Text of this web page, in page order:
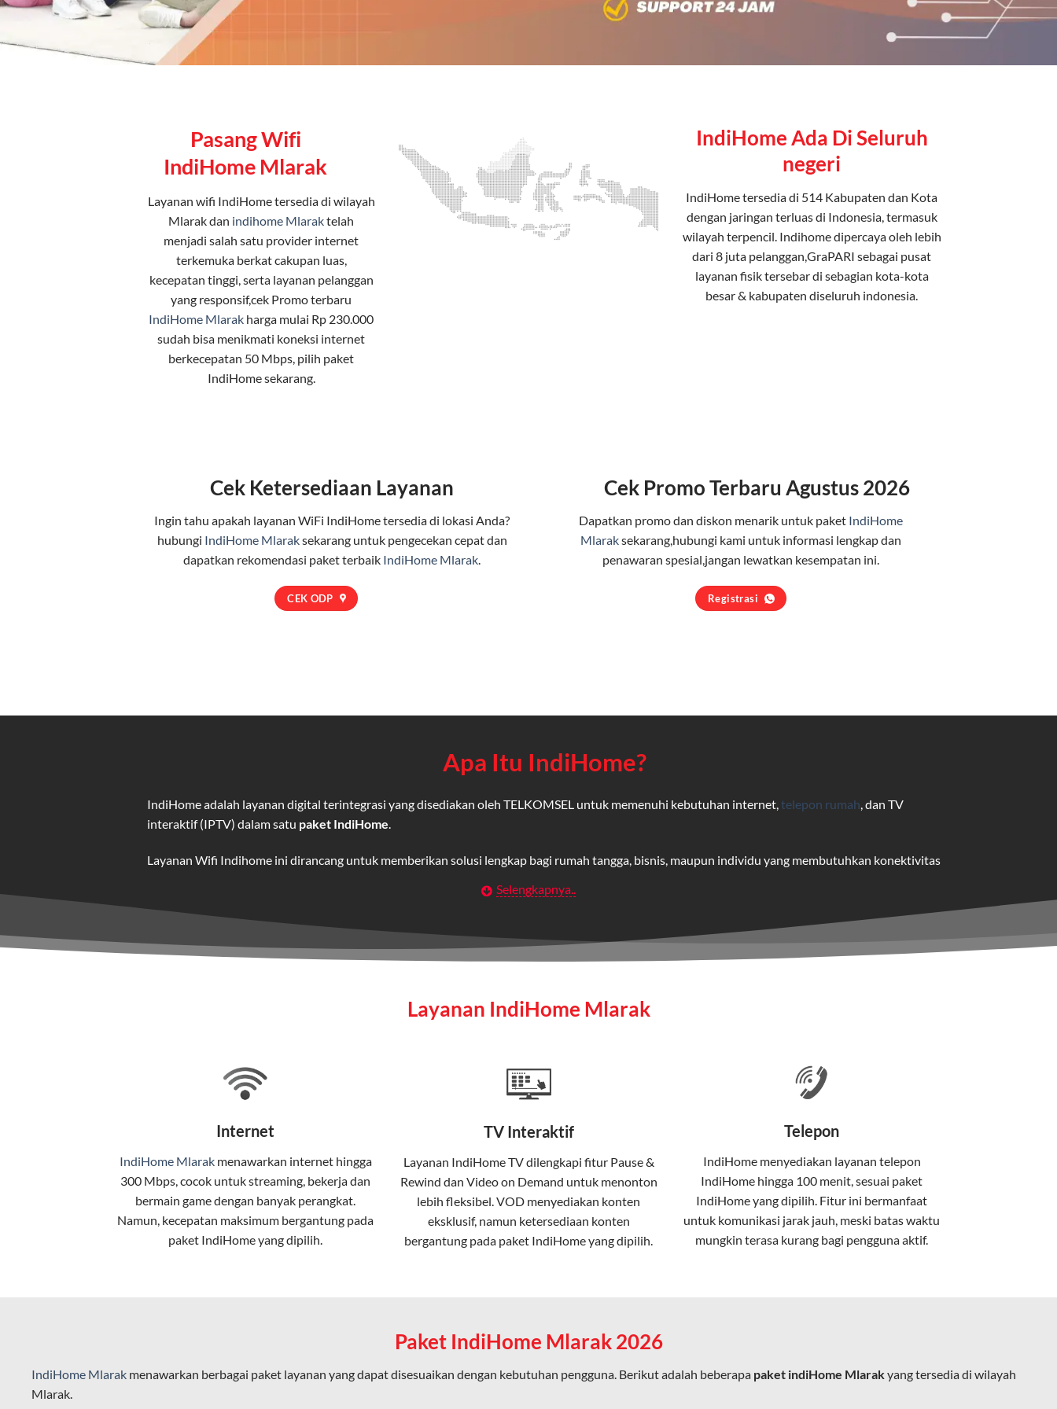
Pasang Wifi
IndiHome Mlarak
Layanan wifi IndiHometersedia di wilayah
Mlarak dan indihome Mlaraktelah
menjadi salah satu provider internet
terkemuka berkat cakupan luas,
kecepatan tinggi, serta layanan pelanggan
yang responsif,cek Promo terbaru
IndiHome Mlarak harga mulai Rp 230.000
sudah bisa menikmati koneksi internet
berkecepatan 50 Mbps, pilih paket
IndiHomesekarang.
IndiHome Ada Di Seluruh
negeri
IndiHome tersedia di 514 Kabupaten dan Kota
dengan jaringan terluas di Indonesia, termasuk
wilayah terpencil. Indihome dipercaya oleh lebih
dari 8 juta pelanggan,GraPARI sebagai pusat
layanan fisik tersebar di sebagian kota-kota
besar & kabupaten diseluruh indonesia.
Cek Ketersediaan Layanan
Ingin tahu apakah layanan WiFi IndiHome tersedia di lokasi Anda?
hubungi IndiHome Mlaraksekarang untuk pengecekan cepat dan
dapatkan rekomendasi paket terbaik IndiHome Mlarak.
CEK ODP
Cek Promo Terbaru Agustus 2026
Dapatkan promo dan diskon menarik untuk paket IndiHome
Mlaraksekarang,hubungi kami untuk informasi lengkap dan
penawaran spesial,jangan lewatkan kesempatan ini.
Registrasi
Apa Itu IndiHome?
IndiHome adalah layanan digital terintegrasi yang disediakan oleh TELKOMSEL untuk memenuhi kebutuhan internet, telepon rumah , dan TV
interaktif (IPTV) dalam satu paket IndiHome
Layanan Wifi Indihome ini dirancang untuk memberikan solusi lengkap bagi rumah tangga, bisnis, maupun individu yang membutuhkan konektivitas
Wifi IndiHome adalah layananinternetberbasis fiber optic yang disediakan oleh Telkom Indonesia untuk pengguna rumah dan bisnis.
Teknologi di Balik WiFi IndiHome
pelanggan. Teknologi ini memiliki beberapa keunggulan:
Kecepatan Tinggi
Serat optik mampu mentransmisikan data dalam kecepatan tinggi hingga 1 Gbps, lebih cepat dibandingkan kabel tembaga atau DSL.
Koneksi Stabil
Selengkapnya..
Layanan IndiHome Mlarak
Internet
IndiHome Mlarakmenawarkan internethingga
300 Mbps, cocok untuk streaming, bekerja dan
bermain game dengan banyak perangkat.
Namun, kecepatan maksimum bergantung pada
paket IndiHome yang dipilih.
TV Interaktif
Layanan IndiHome TVdilengkapi fitur Pause &
Rewind dan Video on Demand untuk menonton
lebih fleksibel. VOD menyediakan konten
eksklusif, namun ketersediaan konten
bergantung pada paket IndiHome yang dipilih.
Telepon
IndiHome menyediakan layanan telepon
IndiHome hingga 100 menit, sesuai paket
IndiHome yang dipilih. Fitur ini bermanfaat
untuk komunikasi jarak jauh, meski batas waktu
mungkin terasa kurang bagi pengguna aktif.
Paket IndiHome Mlarak 2026
IndiHome Mlarak menawarkan berbagai paket layanan yang dapat disesuaikan dengan kebutuhan pengguna. Berikut adalah beberapa paket indiHome Mlarakyang tersedia di wilayah
Mlarak.